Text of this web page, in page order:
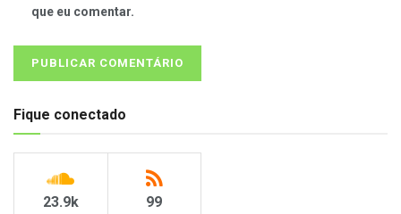
que eu comentar.
Fique conectado
23.9k 99